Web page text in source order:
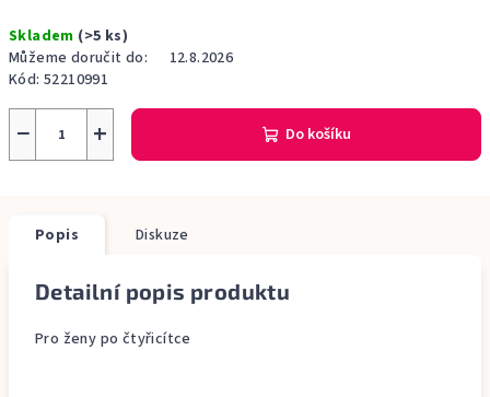
cena:
Skladem (>5 ks)
Můžeme doručit do:
12.8.2026
Kód: 52210991
+
− Do košíku
M
A
Popis Diskuze
Detailní popis produktu
Pro ženy po čtyřicítce